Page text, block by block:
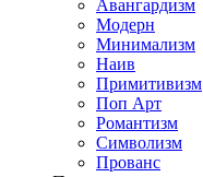
Авангардизм
Модерн
Минимализм
Наив
Примитивизм
Поп Арт
Романтизм
Символизм
Прованс